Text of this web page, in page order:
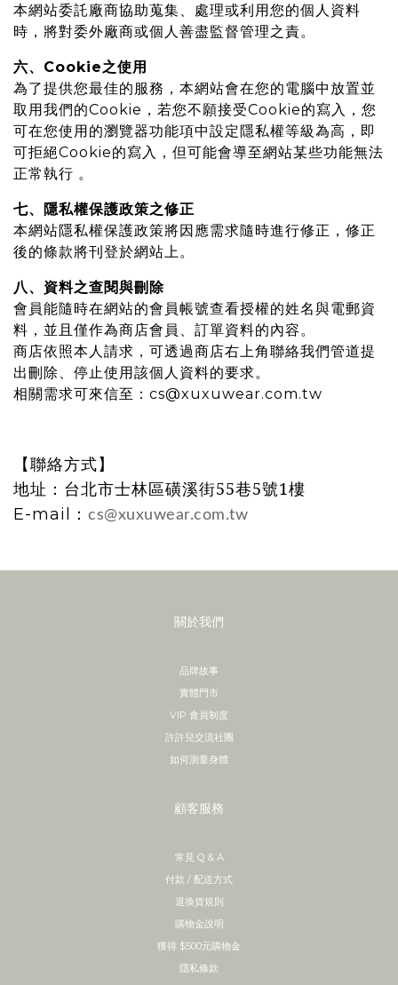
本網站委託廠商協助蒐集、處理或利用您的個人資料
時，將對委外廠商或個人善盡監督管理之責。
六、Cookie之使用
為了提供您最佳的服務，本網站會在您的電腦中放置並
取用我們的Cookie，若您不願接受Cookie的寫入，您
可在您使用的瀏覽器功能項中設定隱私權等級為高，即
可拒絕Cookie的寫入，但可能會導至網站某些功能無法
正常執行 。
七、隱私權保護政策之修正
本網站隱私權保護政策將因應需求隨時進行修正，修正
後的條款將刊登於網站上。
八、資料之查閱與刪除
會員能隨時在網站的會員帳號查看授權的姓名與電郵資
料，並且僅作為商店會員、訂單資料的內容。
商店依照本人請求，可透過商店右上角聯絡我們管道提
出刪除、停止使用該個人資料的要求。
相關需求可來信至：cs@xuxuwear.com.tw
【聯絡方式】
地址：台北市士林區磺溪街55巷5號1樓
E-mail ： cs@xuxuwear.com.tw
關於我們
品牌故事
實體門市
VIP 會員制度
許許兒交流社團
如何測量身體
顧客服務
常見 Q & A
付款 / 配送方式
退換貨規則
購物金說明
獲得 $500元購物金
隱私條款